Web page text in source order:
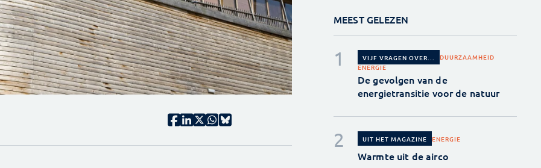
MEEST GELEZEN
VIJF VRAGEN OVER...
DUURZAAMHEID
ENERGIE
De gevolgen van de
energietransitie voor de natuur
UIT HET MAGAZINE ENERGIE
Warmte uit de airco